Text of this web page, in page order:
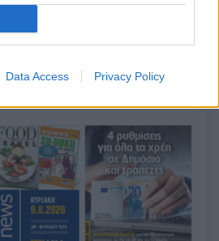
Data Access Privacy Policy